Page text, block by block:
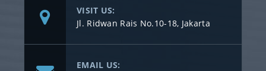
VISIT US:
Jl. Ridwan Rais No.10-18, Jakarta
EMAIL US: